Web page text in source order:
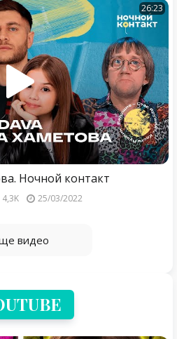
26:23
Ночной контакт
4,3K 25/03/2022
видео